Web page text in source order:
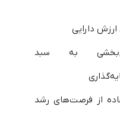
دارایی
به سبد
از فرصت‌های رشد